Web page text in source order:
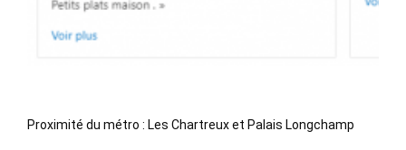
Proximité du métro : Les Chartreux et Palais Longchamp